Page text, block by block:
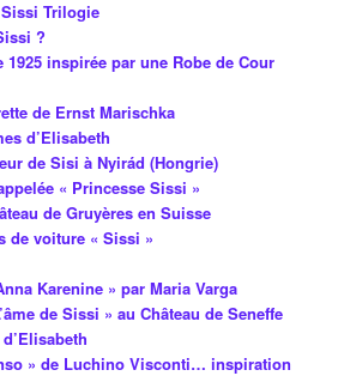
Trilogie
?
1925 inspirée par une Robe de Cour
de Ernst Marischka
d’Elisabeth
de Sisi à Nyirád (Hongrie)
« Princesse Sissi »
de Gruyères en Suisse
de voiture « Sissi »
Karenine » par Maria Varga
de Sissi » au Château de Seneffe
» de Luchino Visconti… inspiration